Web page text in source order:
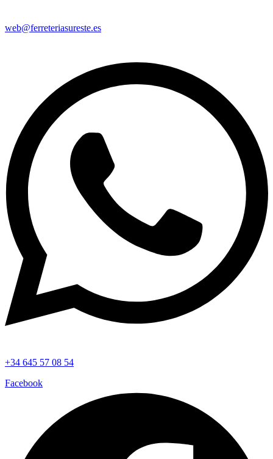
web@ferreteriasureste.es
+34 645 57 08 54
Facebook